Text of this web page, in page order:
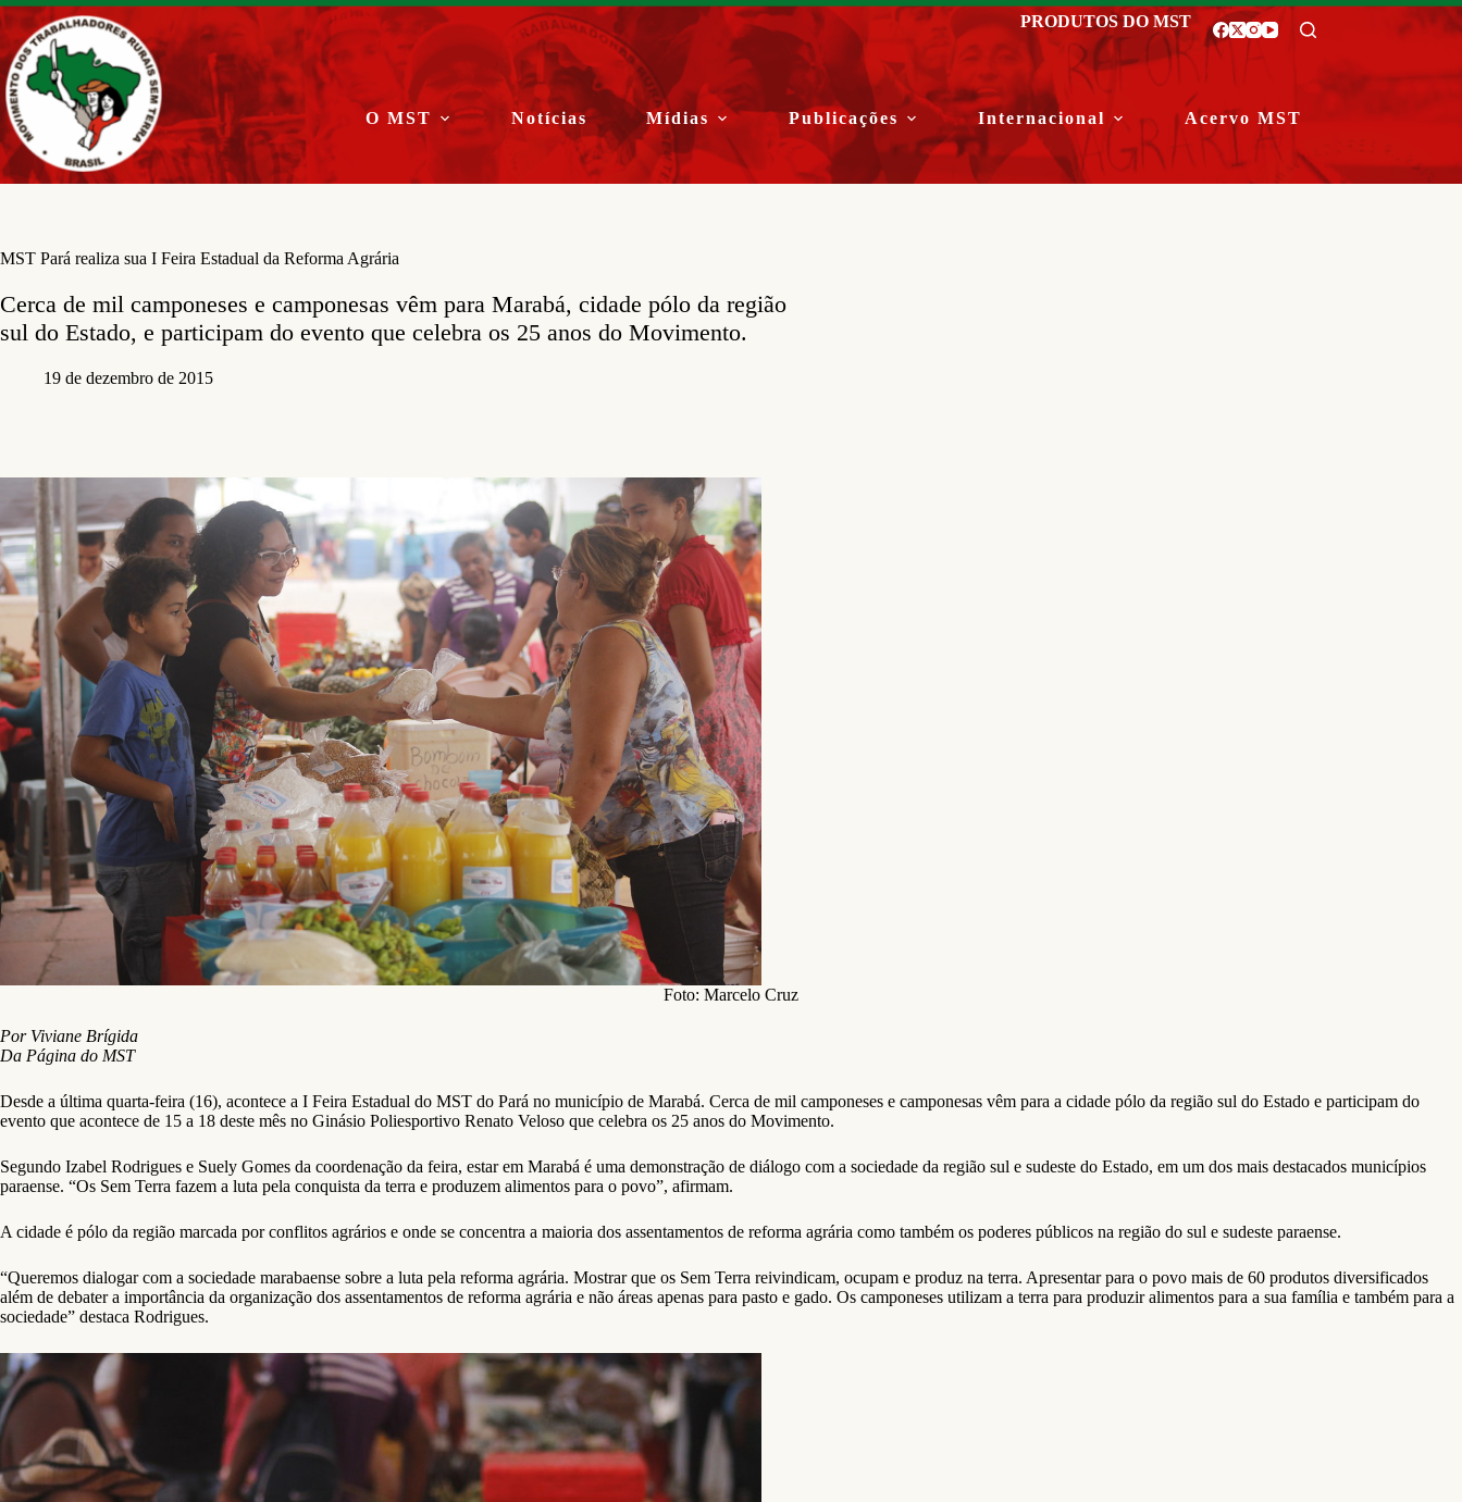
Pular
para
o
conteúdo
PRODUTOS DO MST
O MST Notícias Mídias Publicações Internacional Acervo MST
MST Pará realiza sua I Feira Estadual da Reforma Agrária
Cerca de mil camponeses e camponesas vêm para Marabá, cidade pólo da região
sul do Estado, e participam do evento que celebra os 25 anos do Movimento.
19 de dezembro de 2015
Foto: Marcelo Cruz
Por Viviane Brígida
Da Página do MST
Desde a última quarta-feira (16), acontece a I Feira Estadual do MST do Pará no município de Marabá. Cerca de mil camponeses e camponesas vêm para a cidade pólo da região sul do Estado e participam do
evento que acontece de 15 a 18 deste mês no Ginásio Poliesportivo Renato Veloso que celebra os 25 anos do Movimento.
Segundo Izabel Rodrigues e Suely Gomes da coordenação da feira, estar em Marabá é uma demonstração de diálogo com a sociedade da região sul e sudeste do Estado, em um dos mais destacados municípios
paraense. “Os Sem Terra fazem a luta pela conquista da terra e produzem alimentos para o povo”, afirmam.
A cidade é pólo da região marcada por conflitos agrários e onde se concentra a maioria dos assentamentos de reforma agrária como também os poderes públicos na região do sul e sudeste paraense.
“Queremos dialogar com a sociedade marabaense sobre a luta pela reforma agrária. Mostrar que os Sem Terra reivindicam, ocupam e produz na terra. Apresentar para o povo mais de 60 produtos diversificados
além de debater a importância da organização dos assentamentos de reforma agrária e não áreas apenas para pasto e gado. Os camponeses utilizam a terra para produzir alimentos para a sua família e também para a
sociedade” destaca Rodrigues.